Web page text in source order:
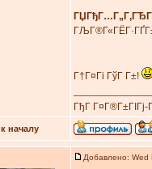
Г†Г¤Гі ГўГ Г±!
ГђГ
началу
Добавлено: Wed